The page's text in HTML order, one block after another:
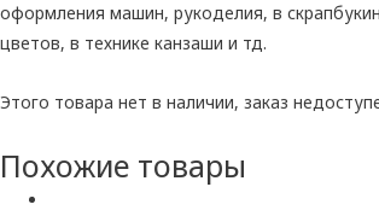
оформления машин, рукоделия, в
цветов, в технике канзаши и тд.
Этого товара нет в наличии, заказ
Похожие товары